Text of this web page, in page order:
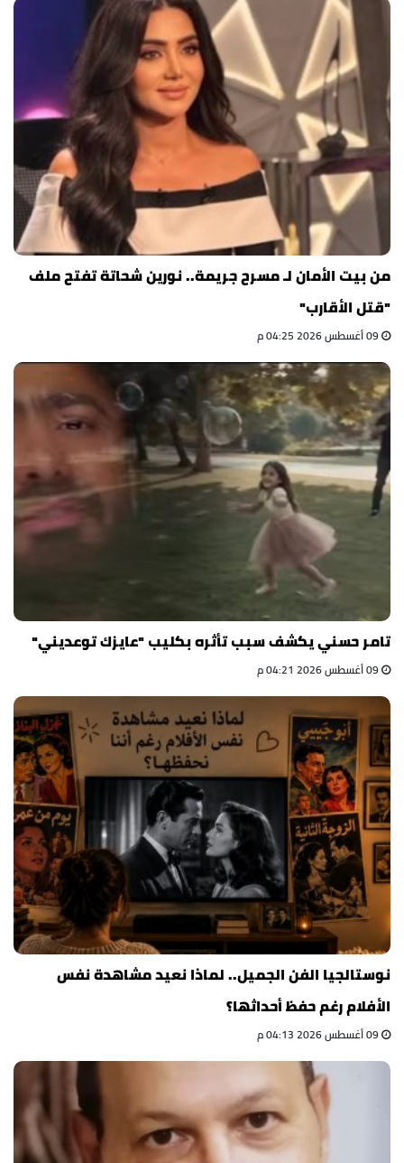
من بيت الأمان لـ مسرح جريمة.. نورين شحاتة تفتح ملف
"قتل الأقارب"
تامر حسني يكشف سبب تأثره بكليب "عايزك توعديني"
نوستالجيا الفن الجميل.. لماذا نعيد مشاهدة نفس
الأفلام رغم حفظ أحداثها؟